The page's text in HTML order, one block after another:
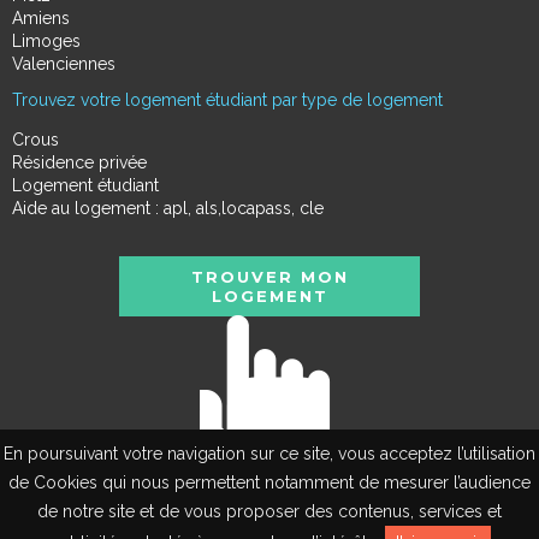
En poursuivant votre navigation sur ce site, vous acceptez l’utilisation
de Cookies qui nous permettent notamment de mesurer l’audience
de notre site et de vous proposer des contenus, services et
Amiens
Limoges
Valenciennes
Trouvez votre logement étudiant par type de logement
Crous
Résidence privée
Logement étudiant
Aide au logement : apl, als,locapass, cle
TROUVER MON
LOGEMENT